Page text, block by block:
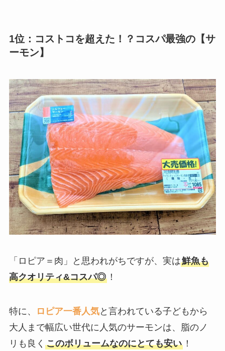
1位：コストコを超えた！？コスパ最強の【サ
ーモン】
「ロピア＝肉」と思われがちですが、実は鮮魚も
高クオリティ&コスパ◎！
特に、 ロピア一番人気と言われている子どもから
大人まで幅広い世代に人気のサーモンは、脂のノ
リも良く このボリュームなのにとても安い！